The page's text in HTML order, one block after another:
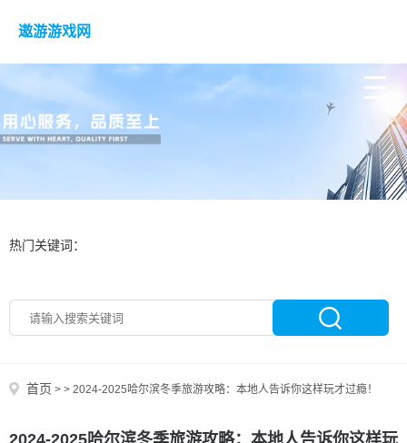
遨游游戏网
热门关键词：
首页 > > 2024-2025哈尔滨冬季旅游攻略：本地人告诉你这样玩才过瘾！️
2024-2025哈尔滨冬季旅游攻略：本地人告诉你这样玩